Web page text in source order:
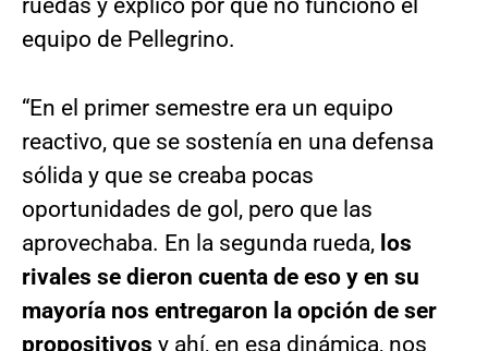
ruedas y explicó por qué no funcionó el
equipo de Pellegrino.
“En el primer semestre era un equipo
reactivo, que se sostenía en una defensa
sólida y que se creaba pocas
oportunidades de gol, pero que las
aprovechaba. En la segunda rueda, los
rivales se dieron cuenta de eso y en su
mayoría nos entregaron la opción de ser
propositivos y ahí, en esa dinámica, nos